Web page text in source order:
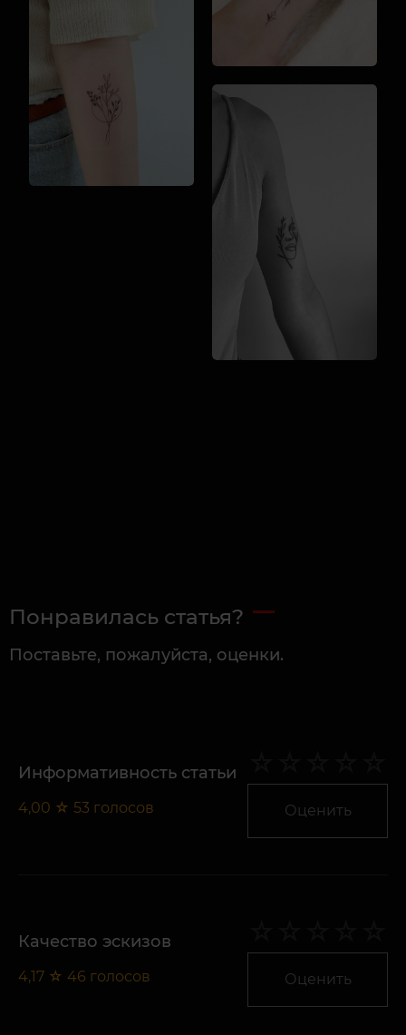
Понравилась статья?
Поставьте, пожалуйста, оценки.
Информативность статьи
4,00 ☆ 53 голосов Оценить
Качество эскизов
4,17 ☆ 46 голосов Оценить